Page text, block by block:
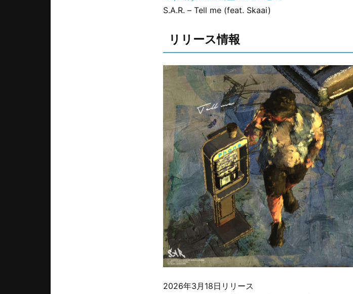
S.A.R. – Tell me (feat. Skaai)
リリース情報
2026年3月18日リリース